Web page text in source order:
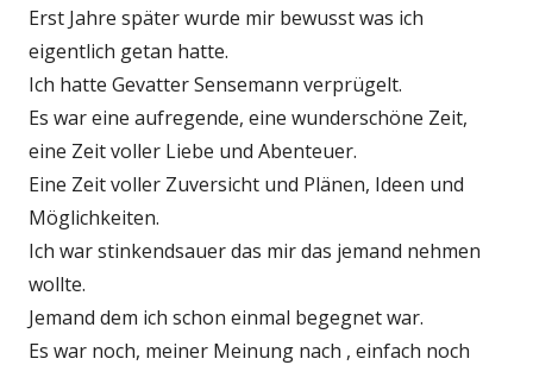
Erst Jahre später wurde mir bewusst was ich
eigentlich getan hatte.
Ich hatte Gevatter Sensemann verprügelt.
Es war eine aufregende, eine wunderschöne Zeit,
eine Zeit voller Liebe und Abenteuer.
Eine Zeit voller Zuversicht und Plänen, Ideen und
Möglichkeiten.
Ich war stinkendsauer das mir das jemand nehmen
wollte.
Jemand dem ich schon einmal begegnet war.
Es war noch, meiner Meinung nach , einfach noch